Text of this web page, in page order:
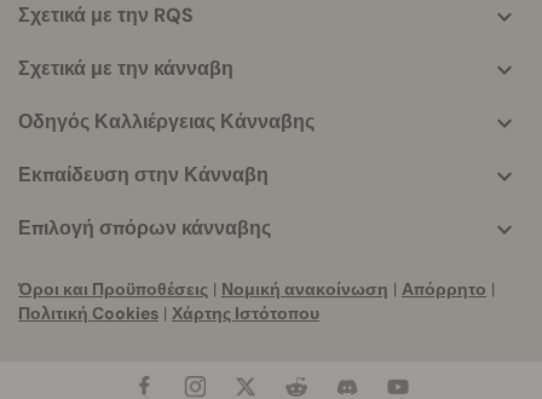
info
Σχετικά με την RQS
Σχετικά με την κάνναβη
Οδηγός Καλλιέργειας Κάνναβης
Εκπαίδευση στην Κάνναβη
Επιλογή σπόρων κάνναβης
Όροι και Προϋποθέσεις | Νομική ανακοίνωση | Απόρρητο |
Πολιτική Cookies | Χάρτης Ιστότοπου